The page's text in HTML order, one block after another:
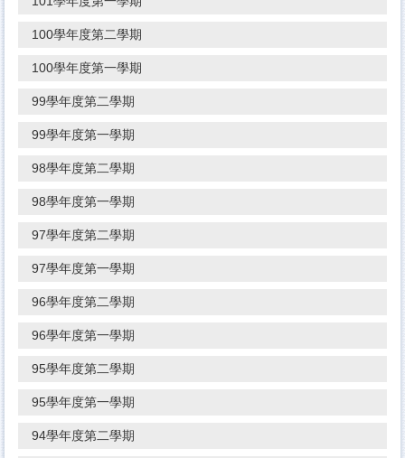
100學年度第二學期
100學年度第一學期
99學年度第二學期
99學年度第一學期
98學年度第二學期
98學年度第一學期
97學年度第二學期
97學年度第一學期
96學年度第二學期
96學年度第一學期
95學年度第二學期
95學年度第一學期
94學年度第二學期